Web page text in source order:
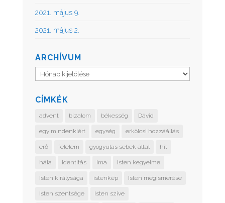
2021. május 9.
2021. május 2.
ARCHÍVUM
Archívum
CÍMKÉK
advent bizalom békesség Dávid
egy mindenkiért egység erkölcsi hozzáállás
erő félelem gyógyulás sebek által hit
hála identitás ima Isten kegyelme
Isten királysága istenkép Isten megismerése
Isten szentsége Isten szíve